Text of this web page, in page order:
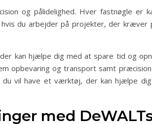
og pålidelighed. Hver fastnøgle
du arbejder på projekter, der kræver
kan hjælpe dig med at spare tid og
opbevaring og transport samt
du vil have et værktøj, der kan hjælpe
med